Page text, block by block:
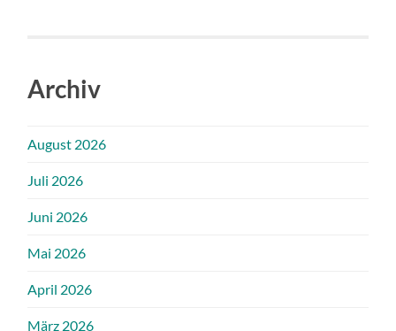
Archiv
August 2026
Juli 2026
Juni 2026
Mai 2026
April 2026
März 2026